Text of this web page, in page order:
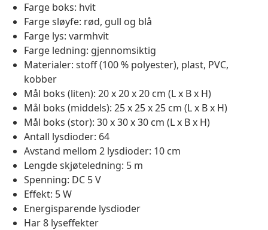
Farge boks: hvit
Farge sløyfe: rød, gull og blå
Farge lys: varmhvit
Farge ledning: gjennomsiktig
Materialer: stoff (100 % polyester), plast, PVC,
kobber
Mål boks (liten): 20 x 20 x 20 cm (L x B x H)
Mål boks (middels): 25 x 25 x 25 cm (L x B x H)
Mål boks (stor): 30 x 30 x 30 cm (L x B x H)
Antall lysdioder: 64
Avstand mellom 2 lysdioder: 10 cm
Lengde skjøteledning: 5 m
Spenning: DC 5 V
Effekt: 5 W
Energisparende lysdioder
Har 8 lyseffekter